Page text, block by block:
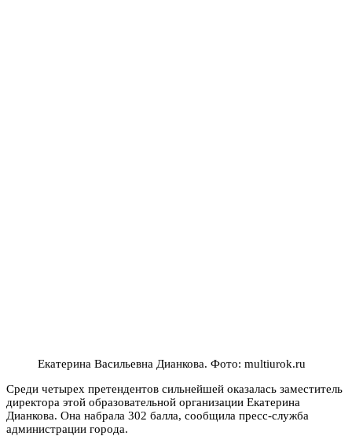
Екатерина Васильевна Дианкова. Фото: multiurok.ru
Среди четырех претендентов сильнейшей оказалась заместитель
директора этой образовательной организации Екатерина
Дианкова. Она набрала 302 балла, сообщила пресс-служба
администрации города.